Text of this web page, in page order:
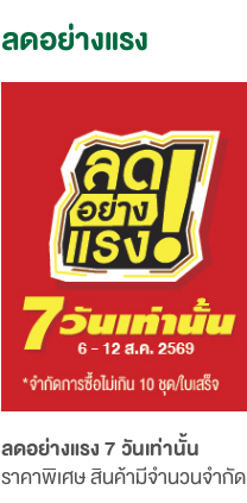
ลดอย่างแรง
ลดอย่างแรง 7 วันเท่านั้น
ราคาพิเศษ สินค้ามีจำนวนจำกัด